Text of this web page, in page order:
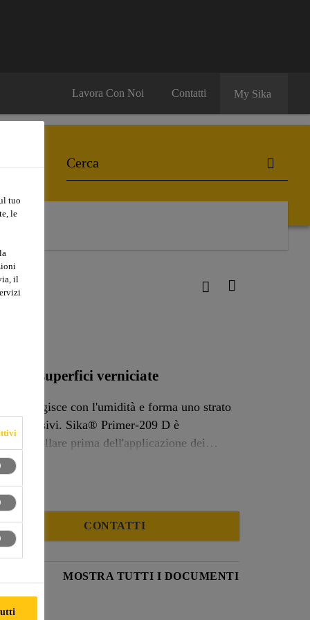
Lavora Con Noi Contatti My Sika
e superfici verniciate
reagisce con l'umidità e forma uno strato
Primer-209 D è
da incollare prima dell'applicazione dei
fornire un'adesione eccellente senza
CONTATTI
MOSTRA TUTTI I DOCUMENTI
tuo
le
il